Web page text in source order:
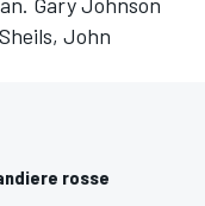
John
rosse